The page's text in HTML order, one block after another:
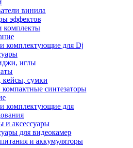
винила
эффектов
комплекты
комплектующие для Dj
иглы
кейсы, сумки
синтезаторы
комплектующие для
и аксессуары
для видеокамер
и аккумуляторы